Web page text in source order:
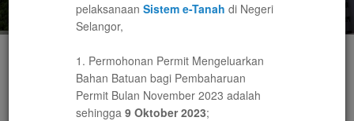
pelaksanaan Sistem e-Tanah di Negeri
Selangor,
1. Permohonan Permit Mengeluarkan
Bahan Batuan bagi Pembaharuan
Permit Bulan November 2023 adalah
sehingga 9 Oktober 2023;
MENGENAI SISTEM